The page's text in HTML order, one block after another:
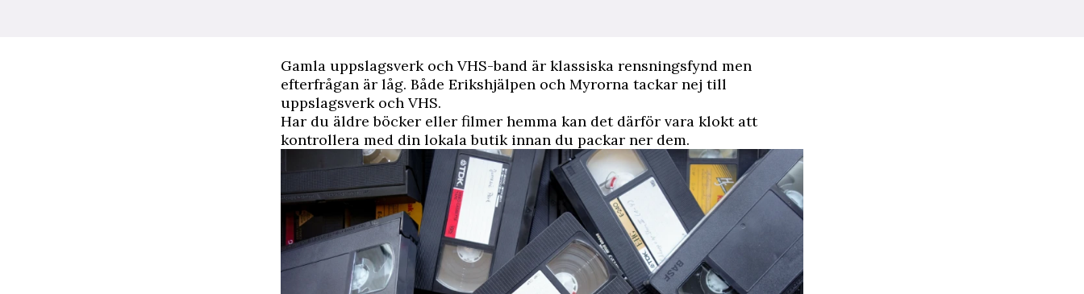
Gamla uppslagsverk och VHS-band är klassiska rensningsfynd men
efterfrågan är låg. Både Erikshjälpen och Myrorna tackar nej till
uppslagsverk och VHS.
Har du äldre böcker eller filmer hemma kan det därför vara klokt att
kontrollera med din lokala butik innan du packar ner dem.